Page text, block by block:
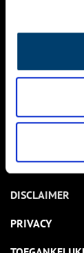
ACTIVITEITEN
NIEUWSBRIEF
DISCLAIMER
PRIVACY